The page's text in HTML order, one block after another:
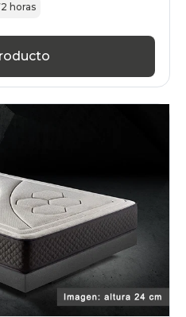
suave
colchones
ensacados
colchones
viscoelasticos
latex
colchones
somier
colchones
enrollados
colchones
colchones-
latex
colchones
horas